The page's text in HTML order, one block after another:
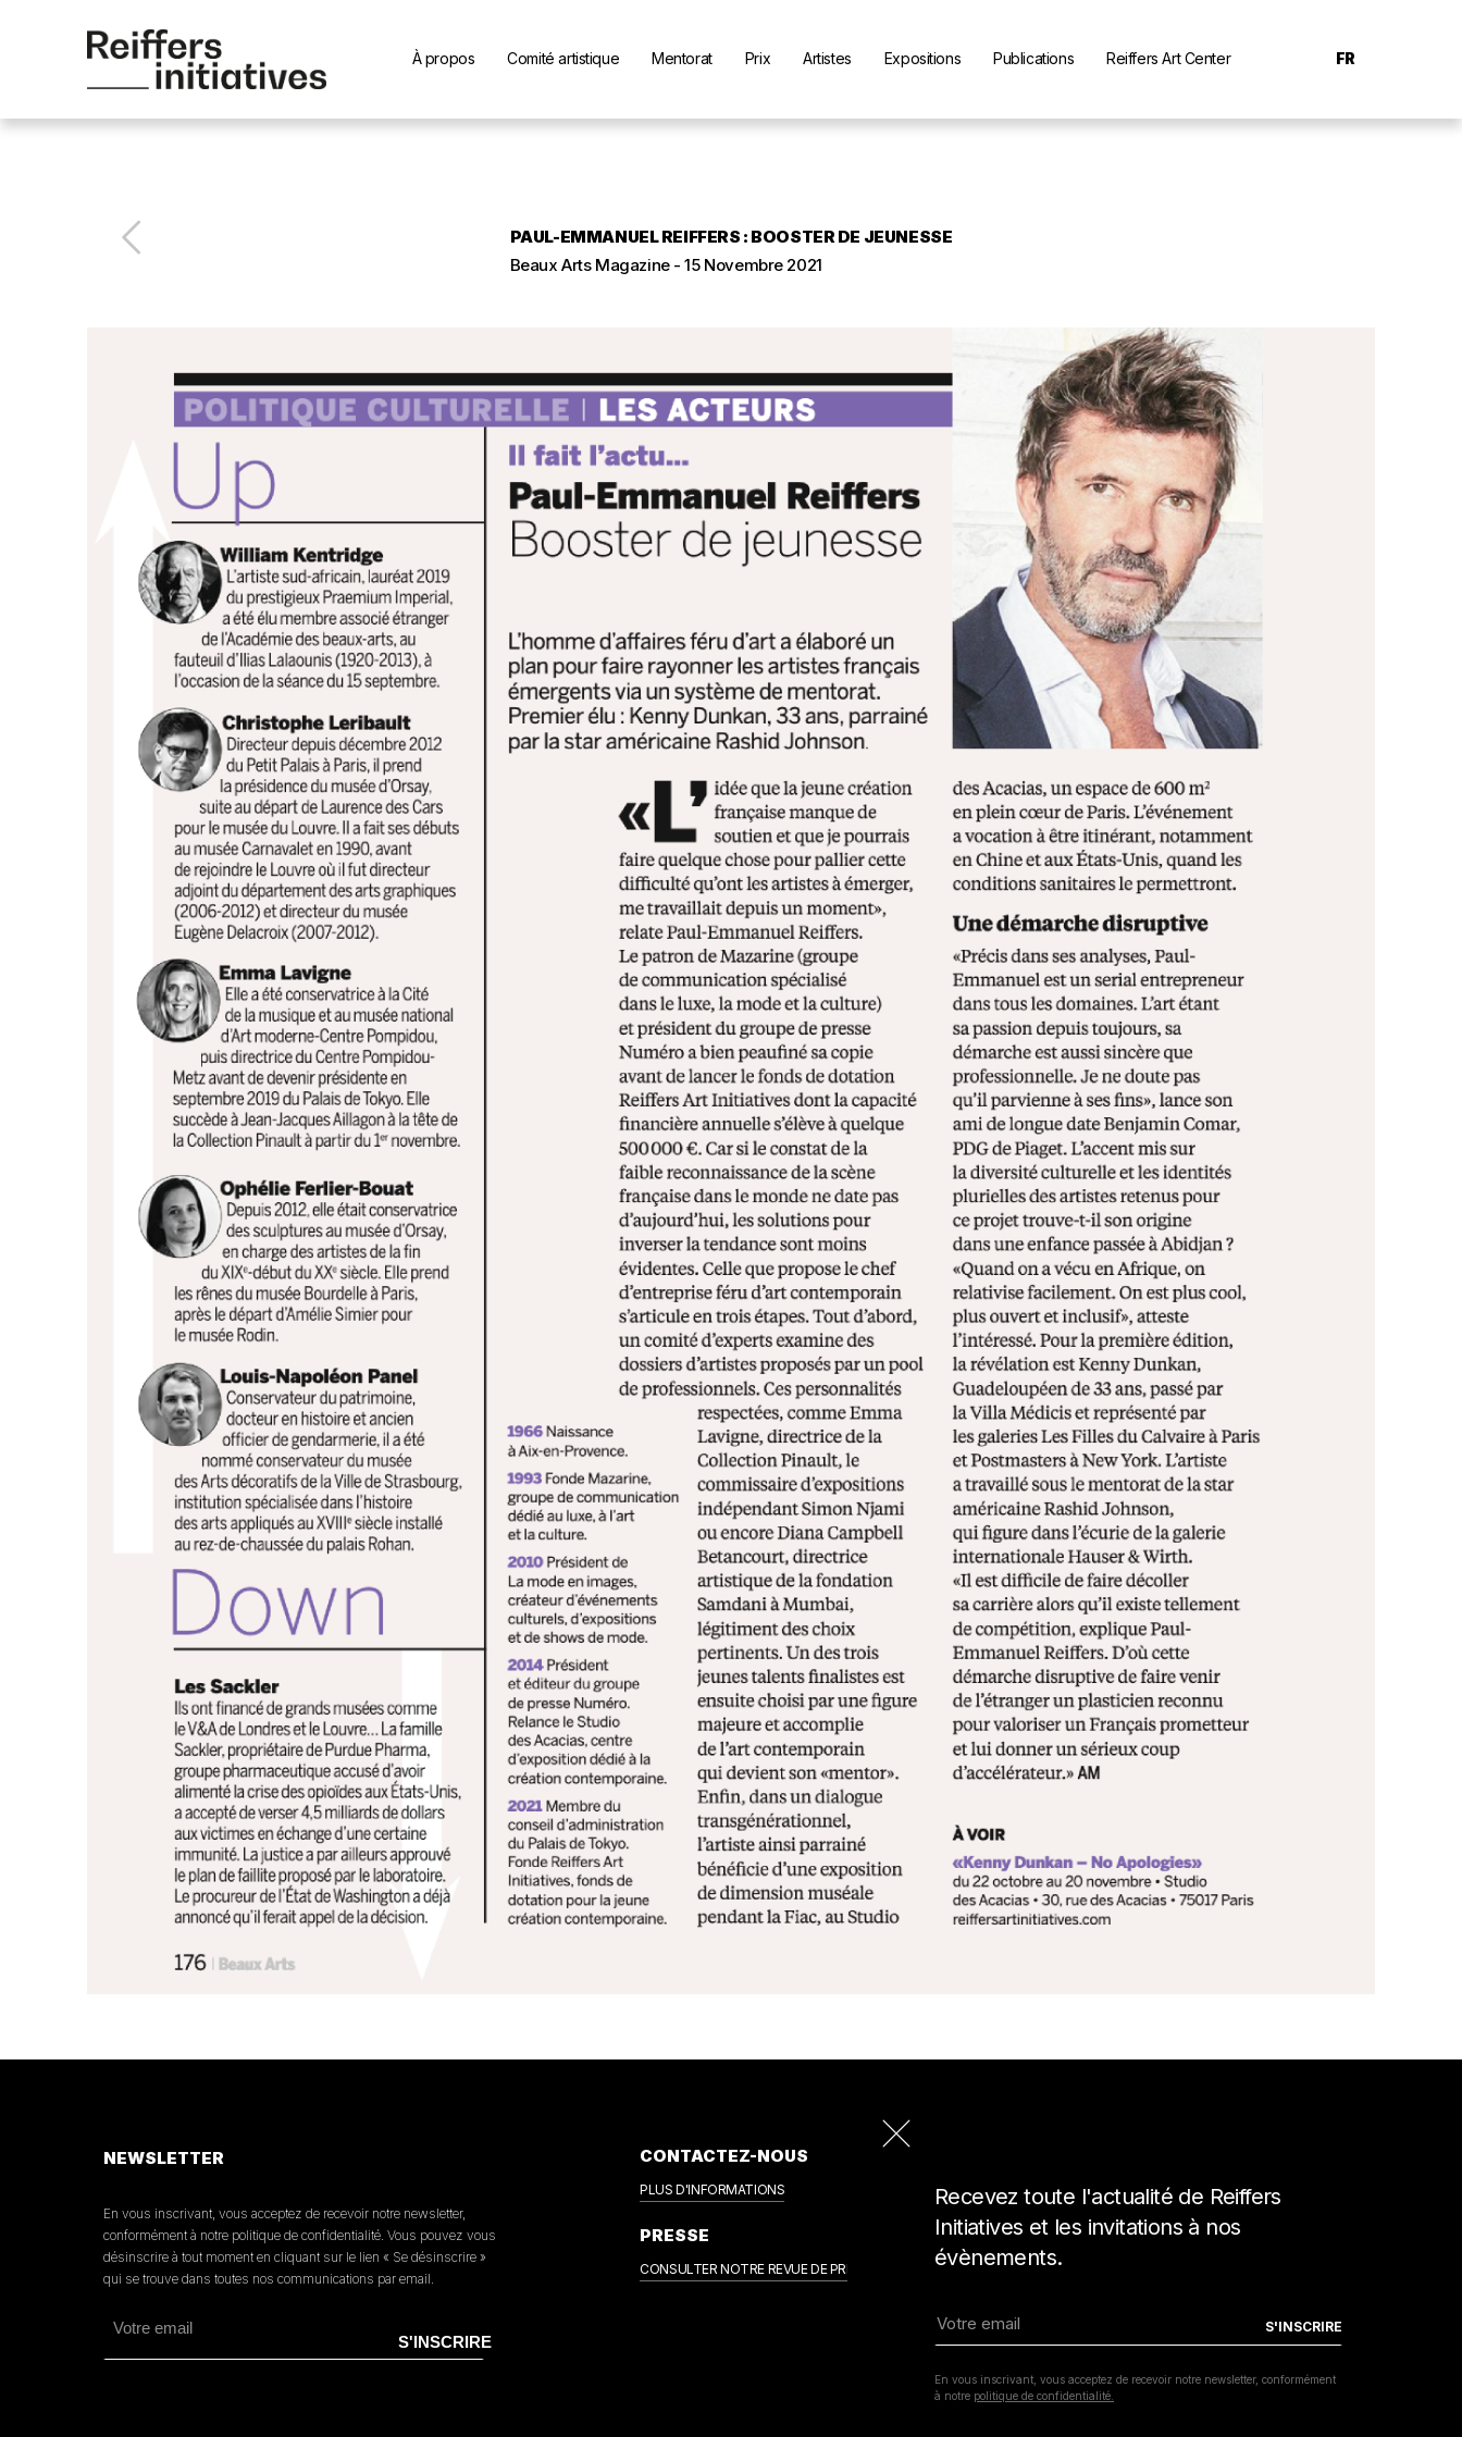
À propos Comité artistique Mentorat Prix Artistes Expositions Publications Reiffers Art Center FR
PAUL-EMMANUEL REIFFERS : BOOSTER DE JEUNESSE
Beaux Arts Magazine - 15 Novembre 2021
Recevez toute l'actualité de Reiffers
Initiatives et les invitations à nos
évènements.
En vous inscrivant, vous acceptez de recevoir notre newsletter, conformément
à notre politique de confidentialité.
NEWSLETTER
En vous inscrivant, vous acceptez de recevoir notre newsletter,
conformément à notre politique de confidentialité. Vous pouvez vous
désinscrire à tout moment en cliquant sur le lien « Se désinscrire »
qui se trouve dans toutes nos communications par email.
CONTACTEZ-NOUS
PLUS D'INFORMATIONS
PRESSE
CONSULTER NOTRE REVUE DE PRESSE
POLITIQUE DE CONFIDENTIALITÉ
COPYRIGHT REIFFERSARTINITIATIVES.COM